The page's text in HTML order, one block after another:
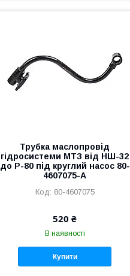
Трубка маслопровід
гідросистеми МТЗ від НШ-32
до Р-80 під круглий насос 80-
4607075-А
80-4607075
520 ₴
В наявності
Купити